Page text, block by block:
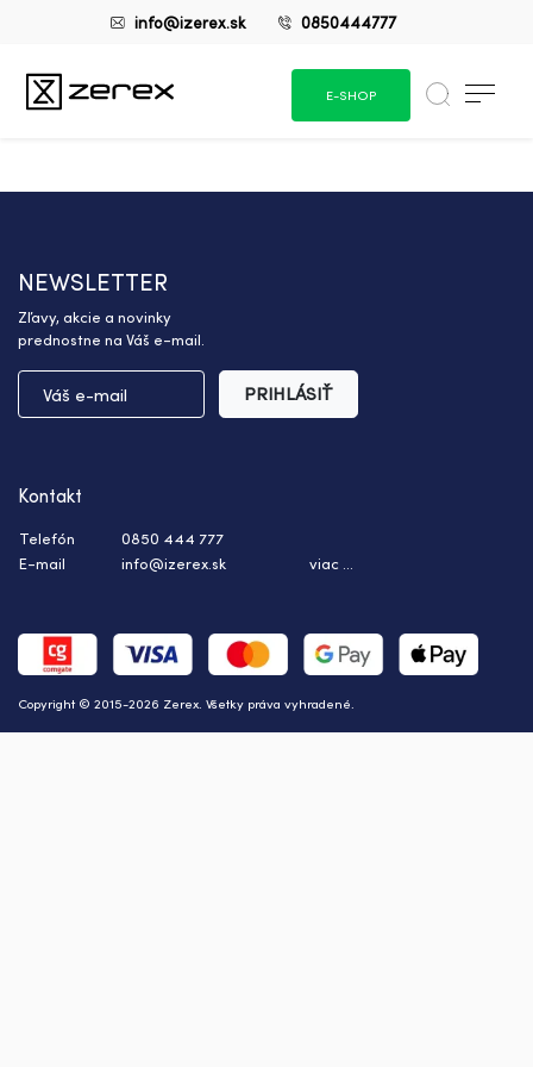
info@izerex.sk 0850444777
E-SHOP
NEWSLETTER
Zľavy, akcie a novinky
prednostne na Váš e-mail.
PRIHLÁSIŤ
Copyright © 2015-2026 Zerex. Všetky práva vyhradené.
Kontakt
Telefón
0850 444 777
E-mail
info@izerex.sk viac ...